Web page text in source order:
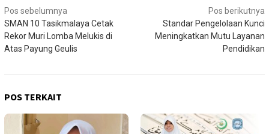
Navigasi
pos
Pos sebelumnya
SMAN 10 Tasikmalaya Cetak
Rekor Muri Lomba Melukis di
Atas Payung Geulis
Pos berikutnya
Standar Pengelolaan Kunci
Meningkatkan Mutu Layanan
Pendidikan
POS TERKAIT